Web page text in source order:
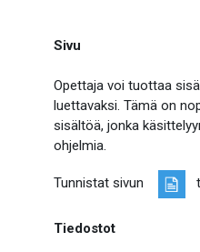
Sivu
Opettaja voi tuottaa
luettavaksi. Tämä on
sisältöä, jonka
ohjelmia.
Tunnistat sivun
Tiedostot